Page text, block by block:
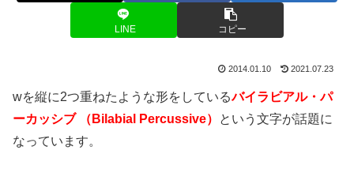
LINE コピー
2014.01.10 2021.07.23
wを縦に2つ重ねたような形をしているバイラビアル・パ
ーカッシブ （Bilabial Percussive）
という文字が話題に
なっています。